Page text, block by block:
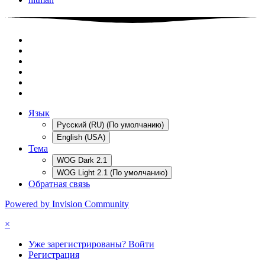
Язык
Русский (RU) (По умолчанию)
English (USA)
Тема
WOG Dark 2.1
WOG Light 2.1 (По умолчанию)
Обратная связь
Powered by Invision Community
×
Уже зарегистрированы? Войти
Регистрация